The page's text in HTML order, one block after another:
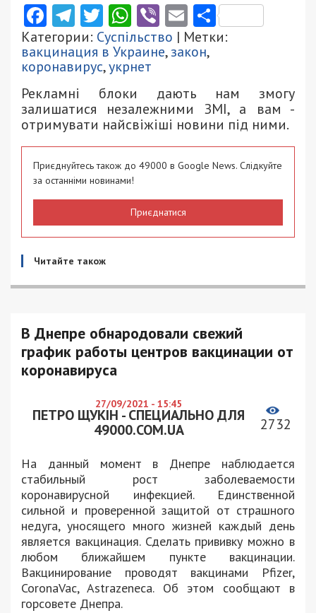
Facebook
Telegram
Twitter
WhatsApp
ViberEmail
Категории: Суспільство | Метки:
вакцинация в Украине,закон,
коронавирус,укрнет
Рекламні блоки дають нам змогу
залишатися незалежними ЗМІ, а вам -
отримувати найсвіжіші новини під ними.
Приєднуйтесь також до 49000 в Google News. Слідкуйте
за останніми новинами!
Приєднатися
Читайте також
В Днепре обнародовали свежий
график работы центров вакцинации от
коронавируса
27/09/2021 - 15:45
ПЕТРО ЩУКІН - СПЕЦИАЛЬНО ДЛЯ
49000.COM.UA
2732
На данный момент в Днепре наблюдается
стабильный рост заболеваемости
коронавирусной инфекцией. Единственной
сильной и проверенной защитой от страшного
недуга, уносящего много жизней каждый день
является вакцинация. Сделать прививку можно в
любом ближайшем пункте вакцинации.
Вакцинирование проводят вакцинами Pfizer,
CoronaVac, Astrazeneca. Об этом сообщают в
горсовете Днепра.